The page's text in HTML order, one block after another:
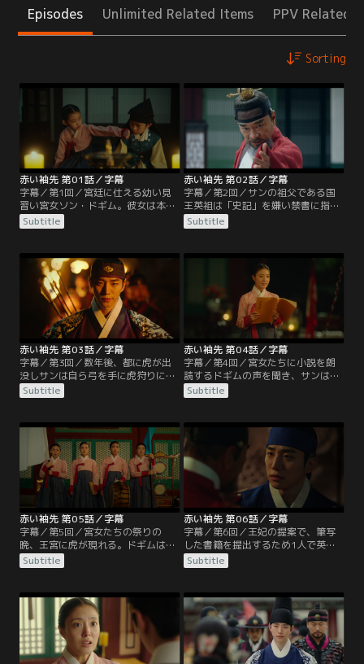
Episodes Unlimited Related Items PPV Related
Sorting
赤い袖先 第01話／字幕
字幕／第1回／宮廷に仕える幼い見
習い宮女ソン・ドギム。彼女は本を
読み聞かせる伝奇叟（チョンギス）
遊びが得意だ。その日も大勢の仲間
宮たちにバレて叱られ、罰として亡
くなった暎嬪（ヨンビン）の弔問に
夜、1人で行かされる。一方、実の
祖母、暎嬪の死を知った王世孫イ・
サンも、東宮殿を抜け出し1人で後
宮に向かう。
Subtitle
赤い袖先 第02話／字幕
字幕／第2回／サンの祖父である国
王英祖は「史記」を嫌い禁書に指定
していたが、サンはそれを密かに所
持していた。サンを世孫から廃そう
し、英祖は激怒する。宮女たちの会
話からそれを聞いたドギムは東宮の
書庫に行き、問題の頁を破いてしま
う。英祖はサンが破いたと思って怒
りを解き、サンはホン・ドンノの機
転だと思い感謝する。
Subtitle
赤い袖先 第03話／字幕
字幕／第3回／数年後、都に虎が出
没しサンは自ら弓を手に虎狩りに乗
り出す。東宮殿に「罪人の子は王に
なれない」という矢文が打ち込まれ
思悼（サド）世子のことだ。そんな
ある日、ドギムは足を踏み外してサ
ンにぶつかり、2人は池の中に落ち
てしまう。罰として反省文を提出す
ることになったドギムが東宮の書庫
にいると、1人の男が現れて…。
Subtitle
赤い袖先 第04話／字幕
字幕／第4回／宮女たちに小説を朗
読するドギムの声を聞き、サンはつ
らい記憶を思い出す。父の英祖に愛
されず、息子のサンにつらく当たる
する。ドギムは平伏し2人は互いに
顔は分からない。筆跡から書庫の生
意気な宮女だと気づいたサンは書き
直しを命ずる。サンを兼司書ドンノ
だと思っているドギムは、彼に相談
しようとするが…。
Subtitle
赤い袖先 第05話／字幕
字幕／第5回／宮女たちの祭りの
晩、王宮に虎が現れる。ドギムはサ
ンの頼みで、朗読すると言って宮女
たちを集め脱出させる。ドギムが虎
ギムを救う。宮廷では、勝手に兵を
動かしたサンに非難が集まる。虎退
治に参加した兼司書（実はサン）に
も罰が下ると聞いたドギムは、サン
の妹たちと王妃のもとに参上しサン
Subtitle
赤い袖先 第06話／字幕
字幕／第6回／王妃の提案で、筆写
した書籍を提出するため1人で英祖
に謁見することになったドギム。書
を提出するだけで下がろうと思って
思わず「東宮を許して欲しい」と言
ってしまう。激怒した英祖はドギム
に死ねと言い放つ。死ぬ前に望みは
あるかと聞かれ、ドギムは家の没落
と兄との別離について語り出す。そ
Subtitle